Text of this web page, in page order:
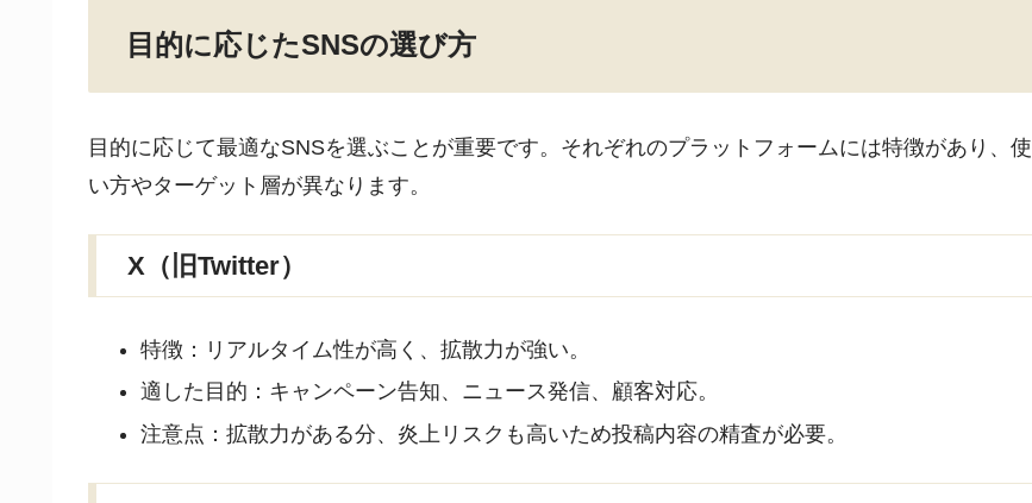
目的に応じたSNSの選び方
目的に応じて最適なSNSを選ぶことが重要です。それぞれのプラットフォームには特徴があり、使
い方やターゲット層が異なります。
X（旧Twitter）
特徴：リアルタイム性が高く、拡散力が強い。
適した目的：キャンペーン告知、ニュース発信、顧客対応。
注意点：拡散力がある分、炎上リスクも高いため投稿内容の精査が必要。